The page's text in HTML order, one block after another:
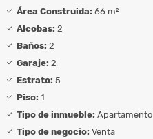
Área Construida: 66 m²
Alcobas: 2
Baños: 2
Garaje: 2
Estrato: 5
Piso: 1
Tipo de inmueble: Apartamento
Tipo de negocio: Venta